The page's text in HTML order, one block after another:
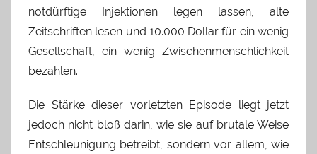
notdürftige Injektionen legen lassen, alte
Zeitschriften lesen und 10.000 Dollar für ein wenig
Gesellschaft, ein wenig Zwischenmenschlichkeit
bezahlen.
Die Stärke dieser vorletzten Episode liegt jetzt
jedoch nicht bloß darin, wie sie auf brutale Weise
Entschleunigung betreibt, sondern vor allem, wie